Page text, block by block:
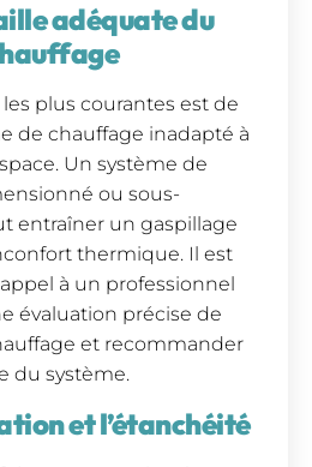
adéquate du
les plus courantes est de
de chauffage inadapté à
Un système de
ou sous-
entraîner un gaspillage
thermique. Il est
à un professionnel
évaluation précise de
et recommander
du système.
et l’étanchéité